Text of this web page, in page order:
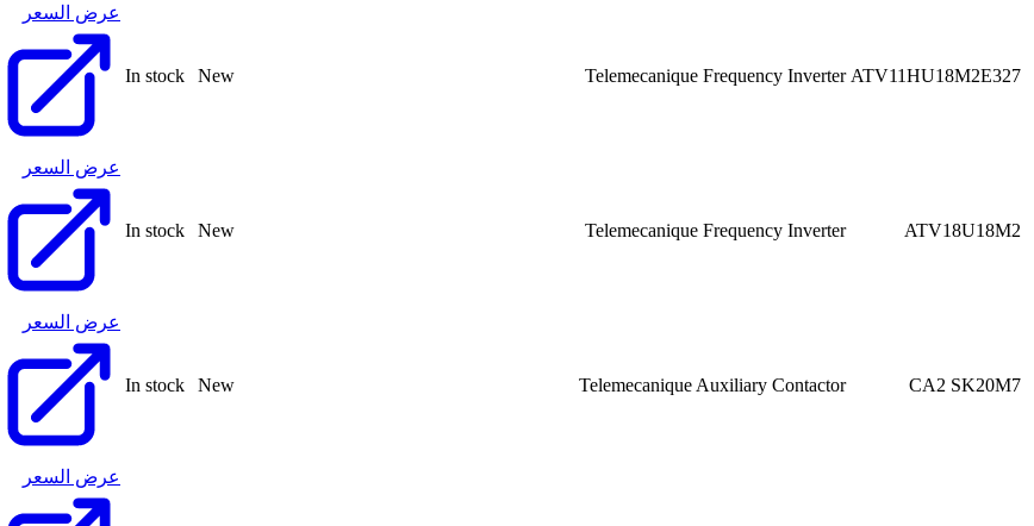
ATV11HU18M2E327
Telemecanique Frequency Inverter
New
In stock
عرض السعر
ATV18U18M2
Telemecanique Frequency Inverter
New
In stock
عرض السعر
CA2 SK20M7
Telemecanique Auxiliary Contactor
New
In stock
عرض السعر
عرض السعر